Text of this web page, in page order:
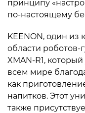
принципу
по-настоящему
KEENON, один из
области роботов-
XMAN-R1,
всем мире
как
напитков. Этот
также